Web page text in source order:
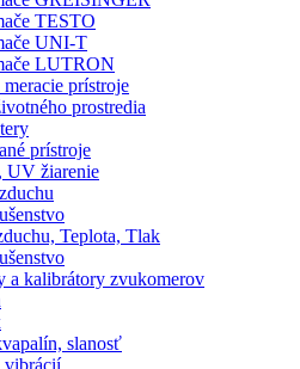
TESTO
UNI-T
LUTRON
prístroje
prostredia
prístroje
UV žiarenie
Teplota, Tlak
a kalibrátory zvukomerov
slanosť
vibrácií